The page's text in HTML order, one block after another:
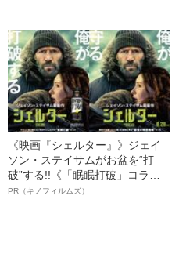
への暴力」
《映画『シェルター』》ジェイ
ソン・ステイサムがお盆を“打
破”する!!《「眠眠打破」コラ
ボ》
PR（キノフィルムズ）